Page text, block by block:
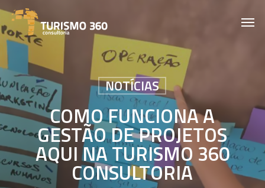
Skip
to
main
content
NOTÍCIAS
COMO FUNCIONA A
GESTÃO DE PROJETOS
AQUI NA TURISMO 360
CONSULTORIA